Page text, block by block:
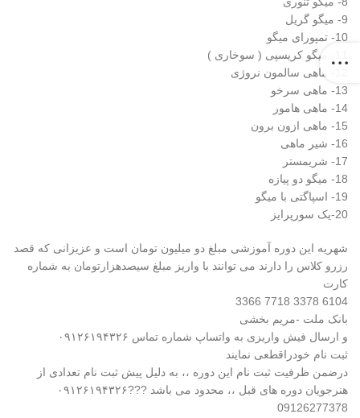
9- میگو گریل
10- تمپورای میگو
13- ماهی سرخو
14- ماهی هامور
15- ماهی ازون برون
16- شیر ماهی
17- شریمستر
18- میگو دو پیازه
19- اسپاگتی با میگو
20-یک سورپرایز
شهریه این دوره آموزشی مبلغ دو میلیون تومان است و عزیزانی که قصد
رزرو کلاس را دارند می توانند با واریز مبلغ سیصدهزارتومان به شماره
کارت
6104 3378 7718 3366
بانک ملت -مریم بخشی
و ارسال فیش واریزی به واتساپ شماره تماس ۰۹۱۲۶۱۹۴۳۲۶
ثبت نام خودراقطعی نمایند
درضمن ظرفیت ثبت نام این دوره ،، به دلیل پیش ثبت نام تعدادی از
هنرجویان دوره های قبل ،، محدود می باشد ???۰۹۱۲۶۱۹۴۳۲۶
09126277378